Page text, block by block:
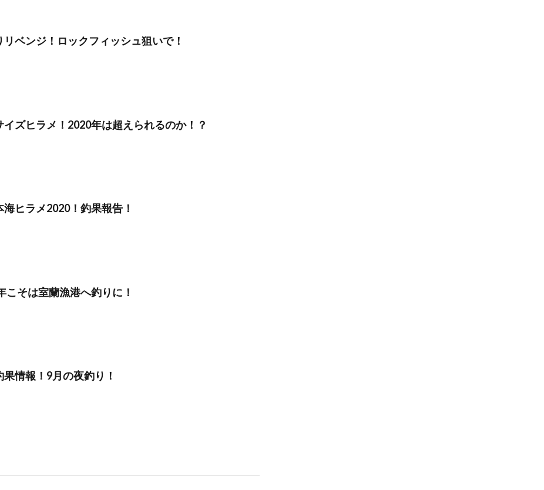
ベンジ！ロックフィッシュ狙いで！
ズヒラメ！2020年は超えられるのか！？
海ヒラメ2020！釣果報告！
こそは室蘭漁港へ釣りに！
情報！9月の夜釣り！